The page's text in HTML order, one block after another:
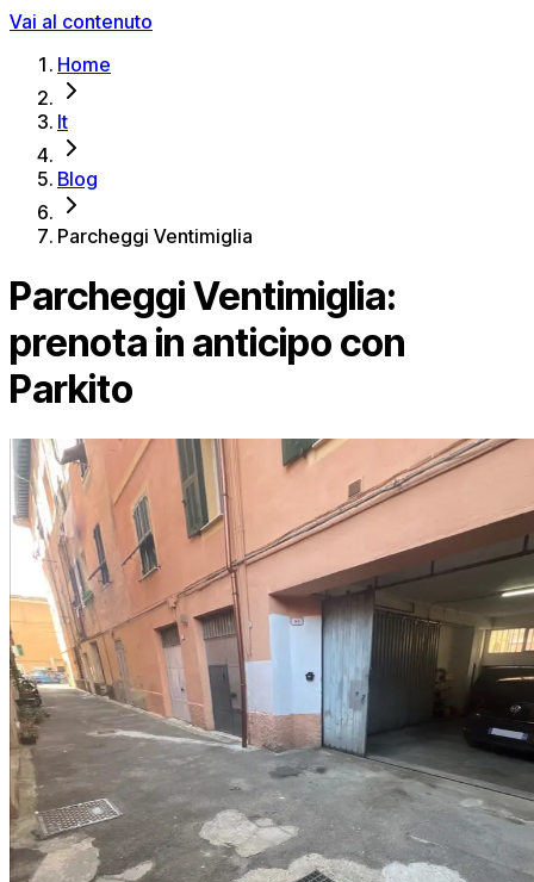
Vai al contenuto
Home
It
Blog
Parcheggi Ventimiglia
Parcheggi Ventimiglia:
prenota in anticipo con
Parkito